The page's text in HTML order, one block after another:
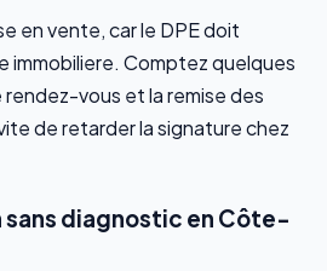
en vente, car le DPE doit
immobiliere. Comptez quelques
rendez-vous et la remise des
de retarder la signature chez
diagnostic en Côte-